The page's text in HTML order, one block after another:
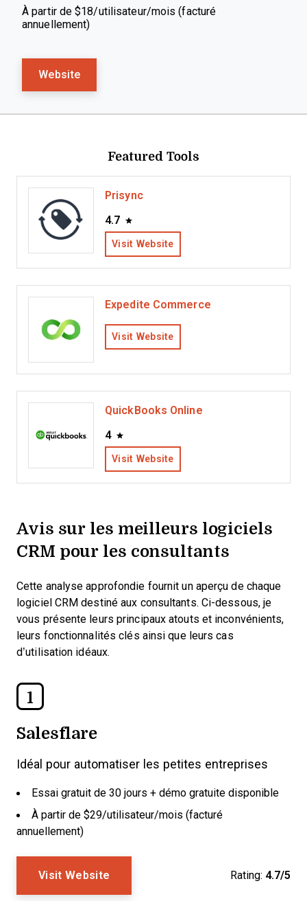
À partir de $18/utilisateur/mois (facturé
annuellement)
Website
Featured Tools
Prisync
4.7
Visit Website
Expedite Commerce
Visit Website
QuickBooks Online
4
Visit Website
Avis sur les meilleurs logiciels
CRM pour les consultants
Cette analyse approfondie fournit un aperçu de chaque
logiciel CRM destiné aux consultants. Ci-dessous, je
vous présente leurs principaux atouts et inconvénients,
leurs fonctionnalités clés ainsi que leurs cas
d’utilisation idéaux.
1
Salesflare
Idéal pour automatiser les petites entreprises
Essai gratuit de 30 jours + démo gratuite disponible
À partir de $29/utilisateur/mois (facturé
annuellement)
Visit Website Rating: 4.7/5